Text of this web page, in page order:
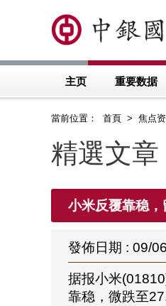
主页 重要数据
當前位置： 首頁 > 焦点
精選文章
小米反覆靠稳
發佈日期 : 09/
据报小米
靠稳，微跌至